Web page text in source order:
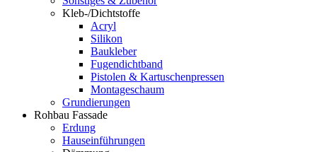
Kleb-/Dichtstoffe
Acryl
Silikon
Baukleber
Fugendichtband
Pistolen & Kartuschenpressen
Montageschaum
Grundierungen
Rohbau Fassade
Erdung
Hauseinführungen